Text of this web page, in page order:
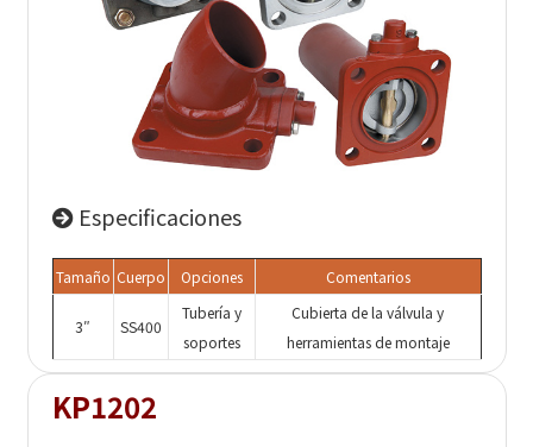
Especificaciones
Tamaño Cuerpo Opciones Comentarios
3″ SS400
Tubería y
soportes
Cubierta de la válvula y
herramientas de montaje
KP1202